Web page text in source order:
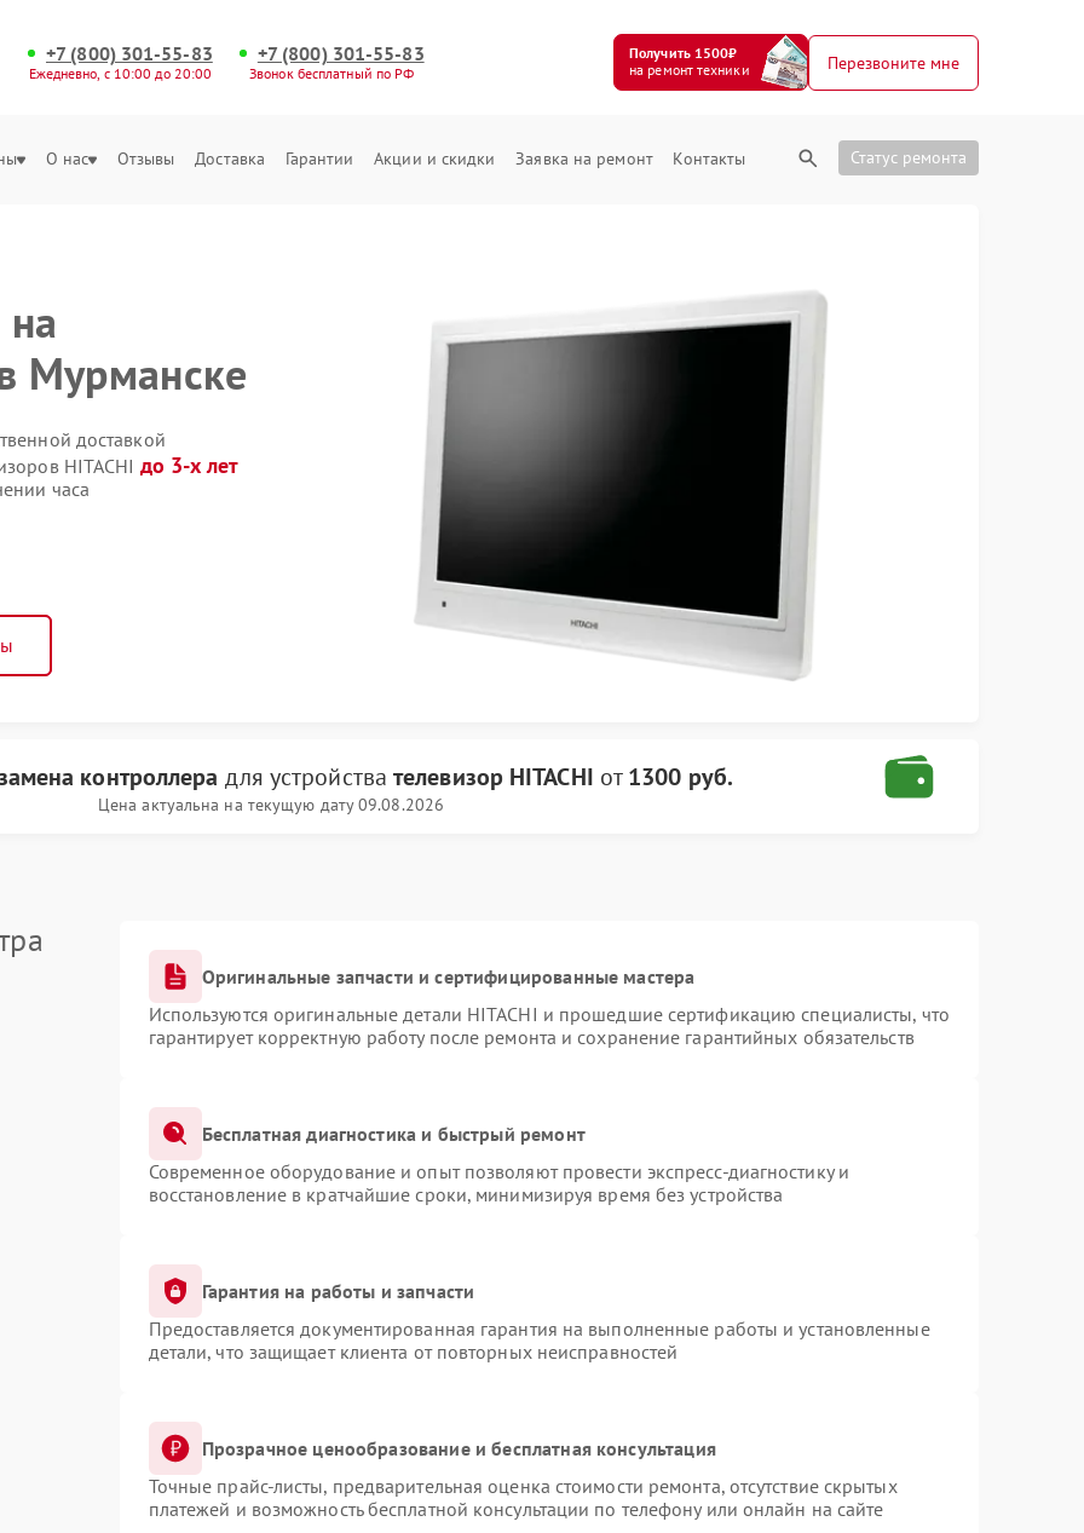
+7 (800) 301-55-83
Ежедневно, с 10:00 до 20:00
+7 (800) 301-55-83
Звонок бесплатный по РФ
Получить 1500₽
на ремонт техники
Перезвоните мне
О нас Отзывы Доставка Гарантии Акции и скидки Заявка на ремонт Контакты Статус ремонта
Мурманске
доставкой
HITACHI до 3-х лет
часа
контроллера для устройствателевизор HITACHI от1300 руб.
Цена актуальна на текущую дату 09.08.2026
Оригинальные запчасти и сертифицированные мастера
Используются оригинальные детали HITACHI и прошедшие сертификацию специалисты, что
гарантирует корректную работу после ремонта и сохранение гарантийных обязательств
Бесплатная диагностика и быстрый ремонт
Современное оборудование и опыт позволяют провести экспресс-диагностику и
восстановление в кратчайшие сроки, минимизируя время без устройства
Гарантия на работы и запчасти
Предоставляется документированная гарантия на выполненные работы и установленные
детали, что защищает клиента от повторных неисправностей
Прозрачное ценообразование и бесплатная консультация
Точные прайс-листы, предварительная оценка стоимости ремонта, отсутствие скрытых
платежей и возможность бесплатной консультации по телефону или онлайн на сайте